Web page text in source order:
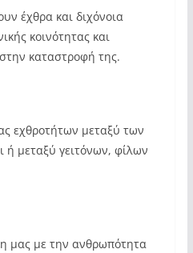
έχθρα και διχόνοια
κοινότητας και
καταστροφή της.
εχθροτήτων μεταξύ των
ή μεταξύ γειτόνων, φίλων
μας με την ανθρωπότητα